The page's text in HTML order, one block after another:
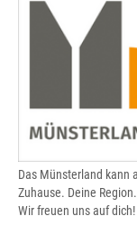
Das Münsterland kann
Zuhause. Deine
Wir freuen uns auf dich!